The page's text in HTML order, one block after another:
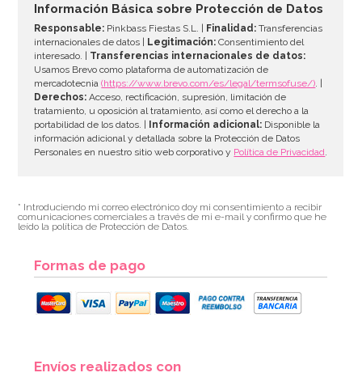
Información Básica sobre Protección de Datos
Responsable: Pinkbass Fiestas S.L. | Finalidad: Transferencias
internacionales de datos |
Legitimación: Consentimiento del
interesado. | Transferencias internacionales de datos:
Usamos Brevo como plataforma de automatización de
mercadotecnia(https://www.brevo.com/es/legal/termsofuse/). |
Derechos: Acceso, rectificación, supresión, limitación de
tratamiento, u oposición al tratamiento, así como el derecho a la
portabilidad de los datos. |
Información adicional: Disponible la
información adicional y detallada sobre la Protección de Datos
Personales en nuestro sitio web corporativo y Política de Privacidad.
* Introduciendo mi correo electrónico doy mi consentimiento a recibir
comunicaciones comerciales a través de mi e-mail y confirmo que he
leído la política de Protección de Datos.
Formas de pago
Envíos realizados con